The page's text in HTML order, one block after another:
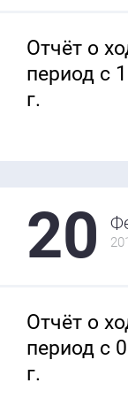
Отчёт о
период с
г.
20
Отчёт о
период с
г.